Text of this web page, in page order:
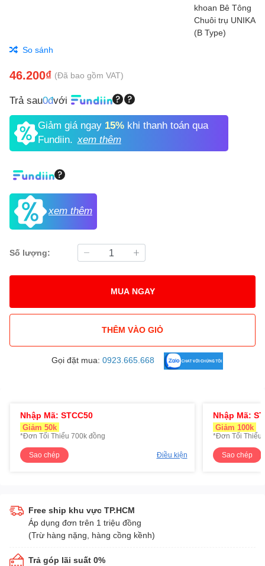
So sánh
46.200₫ (Đã bao gồm VAT)
Trả sau0đvới
Giảm giá ngay 15%khi thanh toán qua
Fundiin. xem thêm
xem thêm
Số lượng:
MUA NGAY
THÊM VÀO GIỎ
Gọi đặt mua: 0923.665.668
Nhập Mã: STCC50
Giảm 50k
*Đơn Tối Thiểu 700k đồng
Sao chép Điều kiện
Nhập Mã:
Giảm 100k
*Đơn Tối Thiểu
Sao chép
Free ship khu vực TP.HCM
Áp dụng đơn trên 1 triệu đồng
(Trừ hàng nặng, hàng cồng kềnh)
Trả góp lãi suất 0%